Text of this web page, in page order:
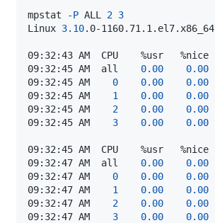
mpstat -P ALL 2 3
Linux 3.10.0-1160.71.1.el7.x86_64
09:32:45 AM  all 0.00 0.00
09:32:45 AM 0 0.00 0.00
09:32:45 AM 1 0.00 0.00
09:32:45 AM 2 0.00 0.00
09:32:45 AM 3 0.00 0.00
09:32:47 AM  all 0.00 0.00
09:32:47 AM 0 0.00 0.00
09:32:47 AM 1 0.00 0.00
09:32:47 AM 2 0.00 0.00
09:32:47 AM 3 0.00 0.00